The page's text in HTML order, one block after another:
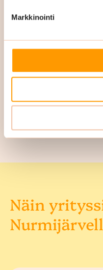
Markkinointi
siivouksesta
Pyydä tarjous
Näin